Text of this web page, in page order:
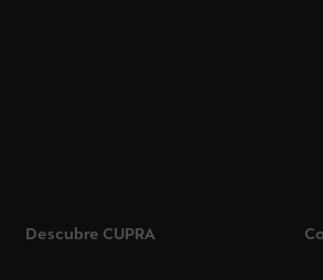
Descubre CUPRA